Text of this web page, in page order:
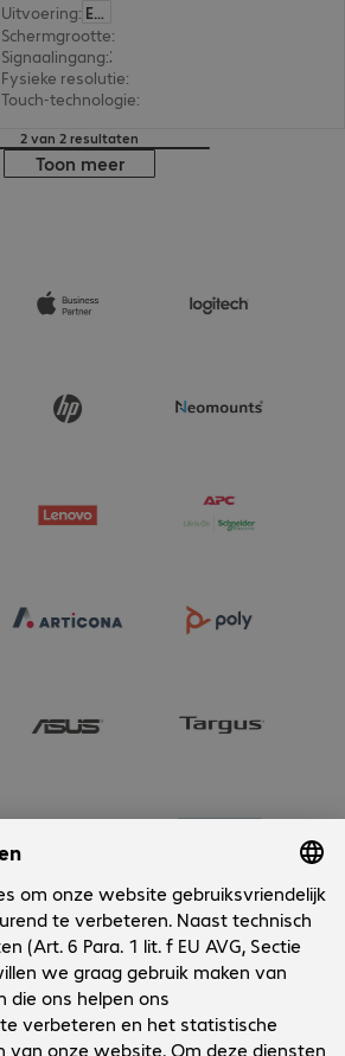
Uitvoering:
Europa
Schermgrootte:
Signaalingang:
Fysieke resolutie:
Touch-technologie:
2 van 2 resultaten
Toon meer